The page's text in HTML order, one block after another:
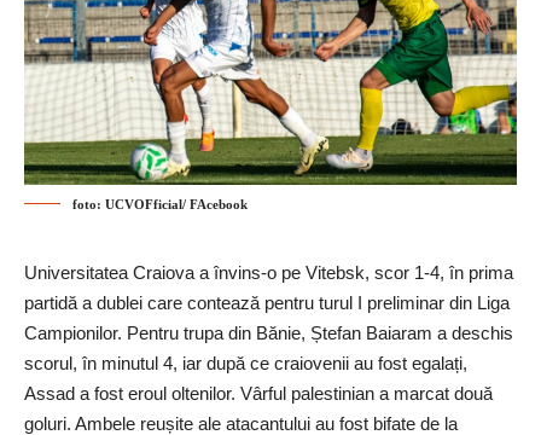
foto: UCVOFficial/ FAcebook
Universitatea Craiova a învins-o pe Vitebsk, scor 1-4, în prima
partidă a dublei care contează pentru turul I preliminar din Liga
Campionilor. Pentru trupa din Bănie, Ștefan Baiaram a deschis
scorul, în minutul 4, iar după ce craiovenii au fost egalați,
Assad a fost eroul oltenilor. Vârful palestinian a marcat două
goluri. Ambele reușite ale atacantului au fost bifate de la